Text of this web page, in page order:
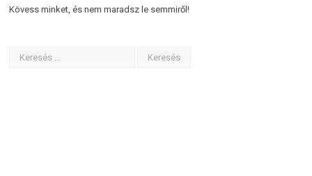
Kövess minket, és nem maradsz le semmiről!